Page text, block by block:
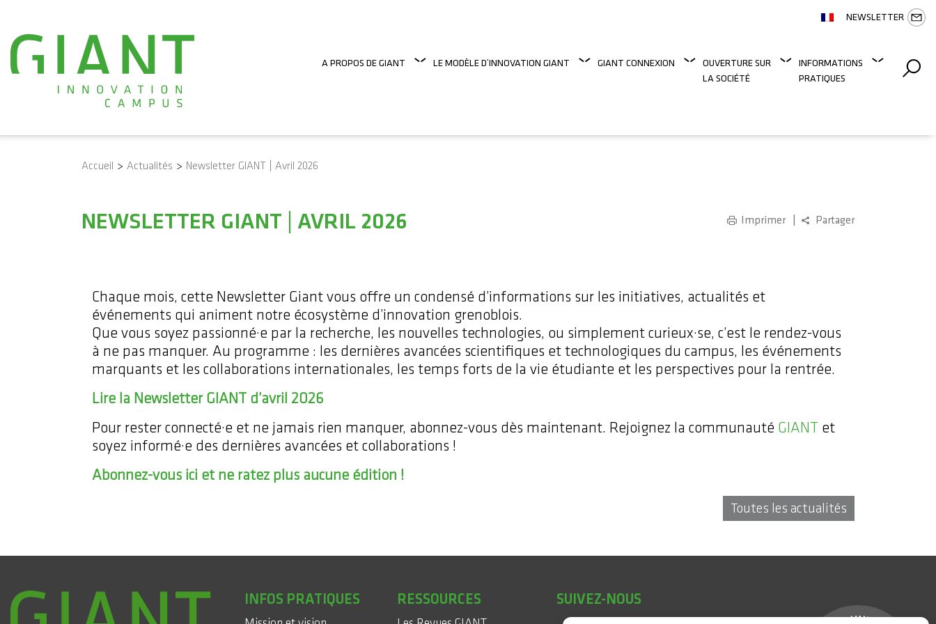
NEWSLETTER
A PROPOS DE GIANT LE MODÈLE D’INNOVATION GIANT GIANT CONNEXION
OUVERTURE SUR
LA SOCIÉTÉ
INFORMATIONS
PRATIQUES
Accueil > Actualités > Newsletter GIANT | Avril 2026
NEWSLETTER GIANT | AVRIL 2026 Imprimer Partager
Chaque mois, cette Newsletter Giant vous offre un condensé d’informations sur les initiatives, actualités et
événements qui animent notre écosystème d’innovation grenoblois.
Que vous soyez passionné·e par la recherche, les nouvelles technologies, ou simplement curieux·se, c’est le rendez-vous
à ne pas manquer. Au programme : les dernières avancées scientifiques et technologiques du campus, les événements
marquants et les collaborations internationales, les temps forts de la vie étudiante et les perspectives pour la rentrée.
Lire la Newsletter GIANT d’avril 2026
Pour rester connecté·e et ne jamais rien manquer, abonnez-vous dès maintenant. Rejoignez la communauté GIANT et
soyez informé·e des dernières avancées et collaborations !
Abonnez-vous ici et ne ratez plus aucune édition !
Toutes les actualités
INFOS PRATIQUES RESSOURCES SUIVEZ-NOUS